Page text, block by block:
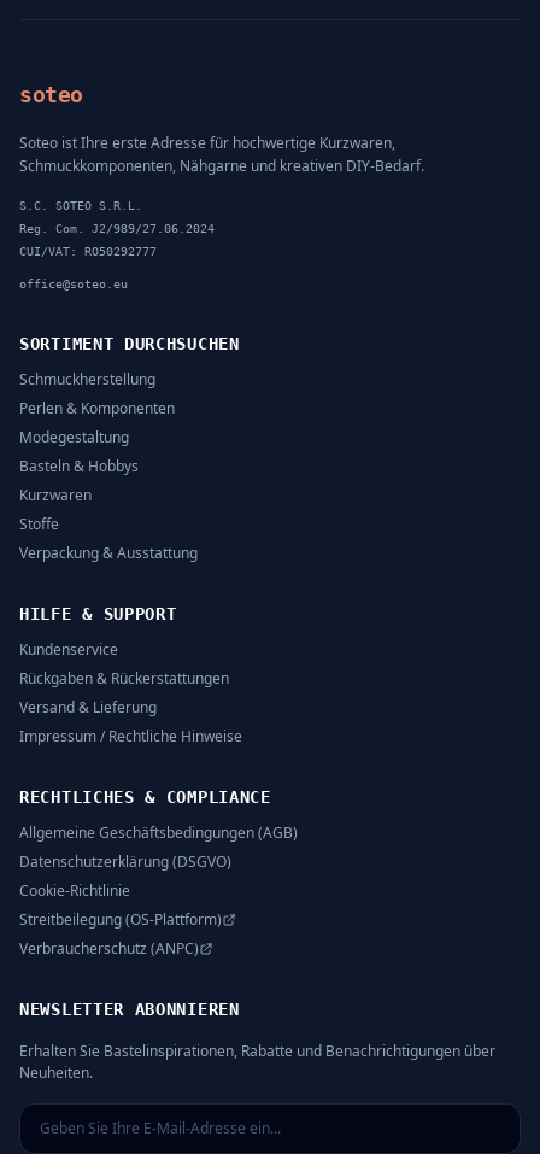
soteo
Soteo ist Ihre erste Adresse für hochwertige Kurzwaren,
Schmuckkomponenten, Nähgarne und kreativen DIY-Bedarf.
S.C. SOTEO S.R.L.
Reg. Com. J2/989/27.06.2024
CUI/VAT: RO50292777
office@soteo.eu
SORTIMENT DURCHSUCHEN
Schmuckherstellung
Perlen & Komponenten
Modegestaltung
Basteln & Hobbys
Kurzwaren
Stoffe
Verpackung & Ausstattung
HILFE & SUPPORT
Kundenservice
Rückgaben & Rückerstattungen
Versand & Lieferung
Impressum / Rechtliche Hinweise
RECHTLICHES & COMPLIANCE
Allgemeine Geschäftsbedingungen (AGB)
Datenschutzerklärung (DSGVO)
Cookie-Richtlinie
Streitbeilegung (OS-Plattform)
Verbraucherschutz (ANPC)
NEWSLETTER ABONNIEREN
Erhalten Sie Bastelinspirationen, Rabatte und Benachrichtigungen über
Neuheiten.